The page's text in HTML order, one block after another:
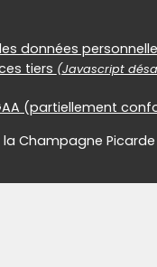
données
tiers (Javascript
(partiellement
Champagne Picarde